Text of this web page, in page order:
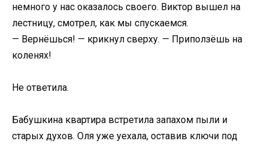
немного у нас оказалось своего. Виктор вышел на
лестницу, смотрел, как мы спускаемся.
— Вернёшься! — крикнул сверху. — Приползёшь на
коленях!
Не ответила.
Бабушкина квартира встретила запахом пыли и
старых духов. Оля уже уехала, оставив ключи под